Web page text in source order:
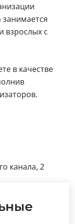
занимается
взрослых с
в качестве
канала, 2